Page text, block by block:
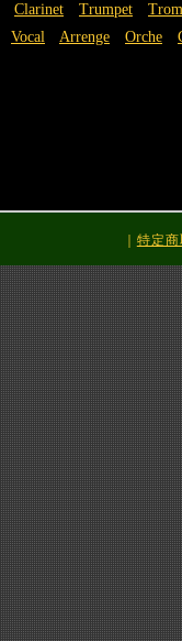
Clarinet Trumpet
Vocal Arrenge Orche
特定